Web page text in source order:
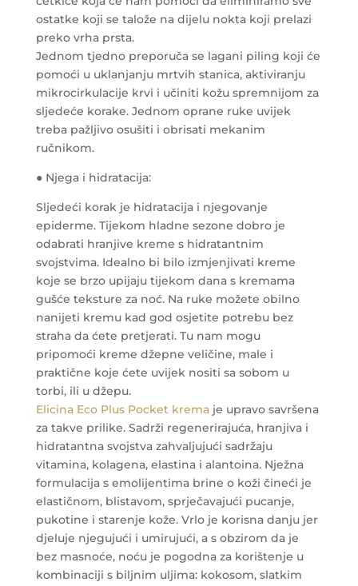
ostatke koji se talože na dijelu nokta koji prelazi
preko vrha prsta.
Jednom tjedno preporuča se lagani piling koji će
pomoći u uklanjanju mrtvih stanica, aktiviranju
mikrocirkulacije krvi i učiniti kožu spremnijom za
sljedeće korake. Jednom oprane ruke uvijek
treba pažljivo osušiti i obrisati mekanim
ručnikom.
● Njega i hidratacija:
Sljedeći korak je hidratacija i njegovanje
epiderme. Tijekom hladne sezone dobro je
odabrati hranjive kreme s hidratantnim
svojstvima. Idealno bi bilo izmjenjivati ​​kreme
koje se brzo upijaju tijekom dana s kremama
gušće teksture za noć. Na ruke možete obilno
nanijeti kremu kad god osjetite potrebu bez
straha da ćete pretjerati. Tu nam mogu
pripomoći kreme džepne veličine, male i
praktične koje ćete uvijek nositi sa sobom u
torbi, ili u džepu.
Elicina Eco Plus Pocket kremaje upravo savršena
za takve prilike. Sadrži regenerirajuća, hranjiva i
hidratantna svojstva zahvaljujući sadržaju
vitamina, kolagena, elastina i alantoina. Nježna
formulacija s emolijentima brine o koži čineći je
elastičnom, blistavom, sprječavajući pucanje,
pukotine i starenje kože. Vrlo je korisna danju jer
djeluje njegujući i umirujući, a s obzirom da je
bez masnoće, noću je pogodna za korištenje u
kombinaciji s biljnim uljima: kokosom, slatkim